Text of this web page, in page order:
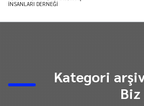
İNSANLARI DERNEĞİ
Kategori
Biz